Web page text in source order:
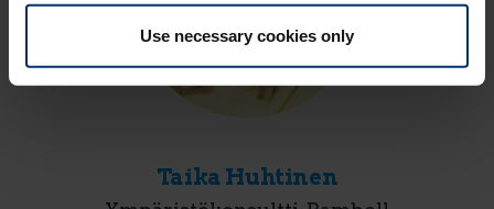
Use necessary cookies only
Taika Huhtinen